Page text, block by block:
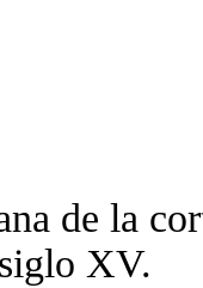
de la
XV.